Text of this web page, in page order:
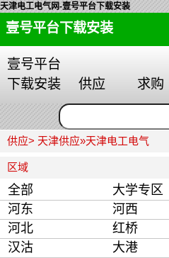
天津电工电气网-壹号平台下载安装
壹号平台下载安装
壹号平台
下载安装
供应 求购
供应> 天津供应»天津电工电气
区域
全部 大学专区
河东
河西
河北
红桥
汉沽
大港